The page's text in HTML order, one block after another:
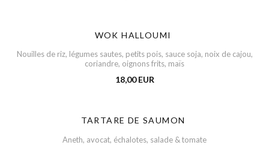
WOK HALLOUMI
Nouilles de riz, légumes sautes, petits pois, sauce soja, noix de cajou,
coriandre, oignons frits, maïs
18,00 EUR
TARTARE DE SAUMON
Aneth, avocat, échalotes, salade & tomate